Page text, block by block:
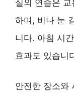
실외 연습은
하며, 비나 눈
니다. 아침 시
효과도 있습니
안전한 장소와